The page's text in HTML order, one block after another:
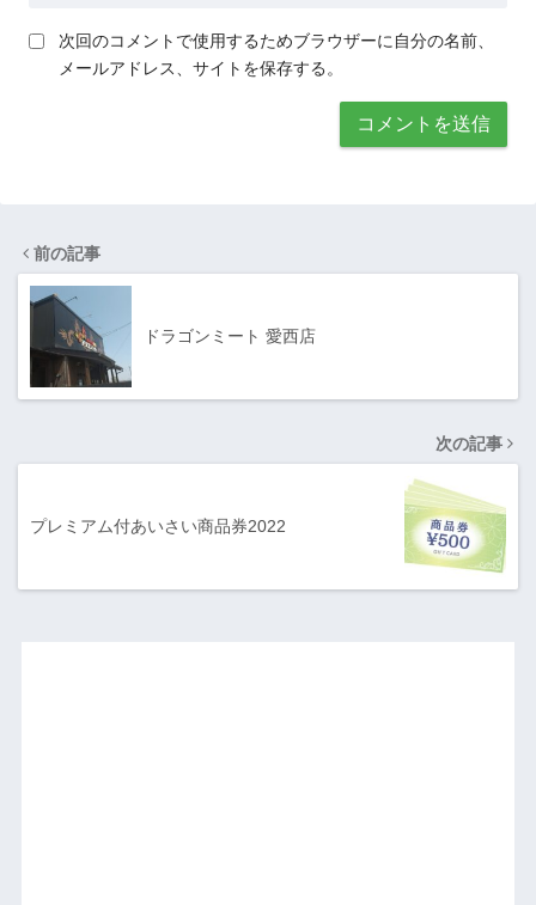
次回のコメントで使用するためブラウザーに自分の名前、
メールアドレス、サイトを保存する。
前の記事
ドラゴンミート 愛西店
次の記事
プレミアム付あいさい商品券2022